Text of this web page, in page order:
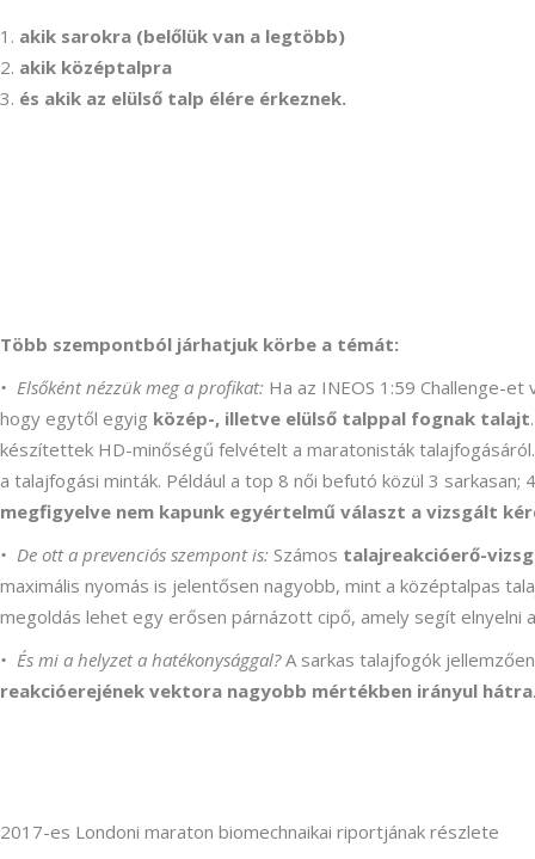
akik sarokra (belőlük van a legtöbb)
akik középtalpra
és akik az elülső talp élére érkeznek.
Több szempontból járhatjuk körbe a témát:
• Elsőként nézzük meg a profikat: Ha az INEOS 1:59 Challenge-
hogy egytől egyig közép-, illetve elülső talppal fognak talajt
készítettek HD-minőségű felvételt a maratonisták
a talajfogási minták. Például a top 8 női befutó közül 3
megfigyelve nem kapunk egyértelmű választ a vizsgált
• De ott a prevenciós szempont is: Számos talajreakcióerő-
maximális nyomás is jelentősen nagyobb, mint a középtalpas
megoldás lehet egy erősen párnázott cipő, amely segít elnyelni
• És mi a helyzet a hatékonysággal?A sarkas talajfogók
reakcióerejének vektora nagyobb mértékben irányul hátra
2017-es Londoni maraton biomechnaikai riportjának részlete